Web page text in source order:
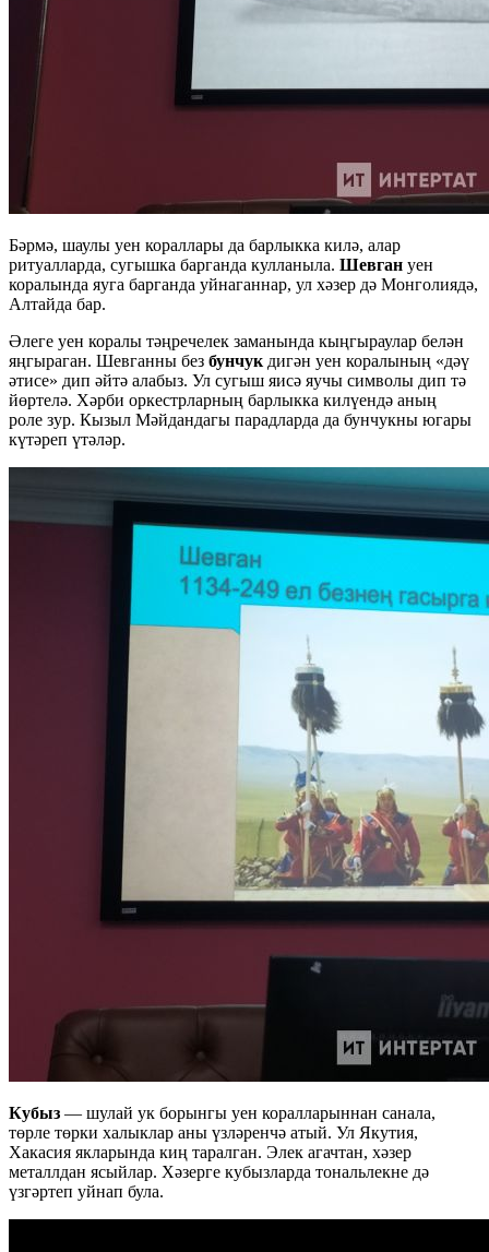
Бәрмә, шаулы уен кораллары да барлыкка килә, алар
ритуалларда, сугышка барганда кулланыла. Шевган уен
коралында яуга барганда уйнаганнар, ул хәзер дә Монголиядә,
Алтайда бар.
Әлеге уен коралы тәңречелек заманында кыңгыраулар белән
яңгыраган. Шевганны без бунчук дигән уен коралының «дәү
әтисе» дип әйтә алабыз. Ул сугыш яисә яучы символы дип тә
йөртелә. Хәрби оркестрларның барлыкка килүендә аның
роле зур. Кызыл Мәйдандагы парадларда да бунчукны югары
күтәреп үтәләр.
Кубыз — шулай ук борынгы уен коралларыннан санала,
төрле төрки халыклар аны үзләренчә атый. Ул Якутия,
Хакасия якларында киң таралган. Элек агачтан, хәзер
металлдан ясыйлар. Хәзерге кубызларда тональлекне дә
үзгәртеп уйнап була.